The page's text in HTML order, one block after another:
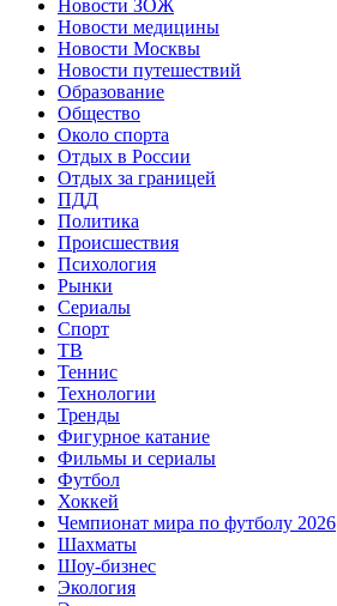
Новости ЗОЖ
Новости медицины
Новости Москвы
Новости путешествий
Образование
Общество
Около спорта
Отдых в России
Отдых за границей
ПДД
Политика
Происшествия
Психология
Рынки
Сериалы
Спорт
ТВ
Теннис
Технологии
Тренды
Фигурное катание
Фильмы и сериалы
Футбол
Хоккей
Чемпионат мира по футболу 2026
Шахматы
Шоу-бизнес
Экология